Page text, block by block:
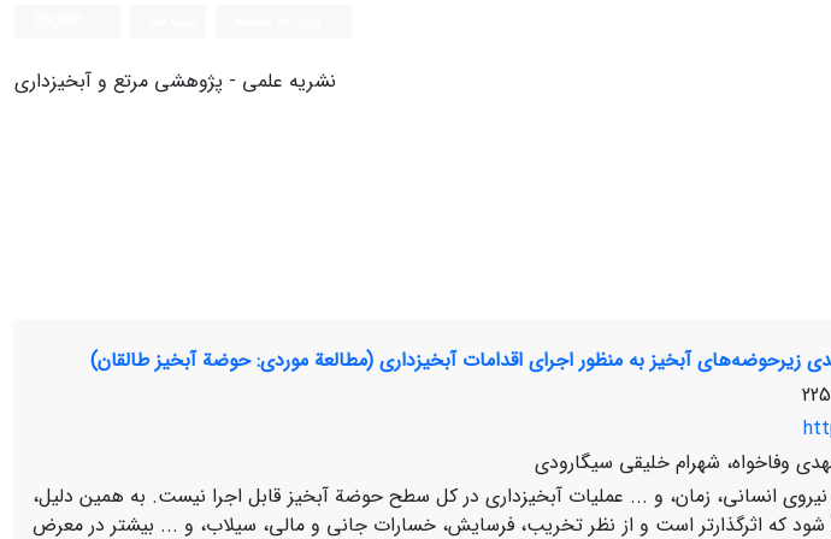
نشریه علمی - پژوهشی مرتع و آبخیزداری
شهرام خلیقی سیگارودی
نیروی انسانی، زمان، و ... عملیات آبخیزداری در کل سطح حوضة آبخیز قابل اجرا نیست. به همین دلیل،
شود که اثرگذارتر است و از نظر تخریب، فرسایش، خسارات جانی و مالی، سیلاب، و ... بیشتر در معرض